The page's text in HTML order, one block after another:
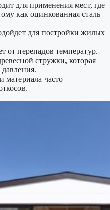
для применения мест, где
как оцинкованная сталь
для постройки жилых
от перепадов температур.
стружки, которая
материала часто